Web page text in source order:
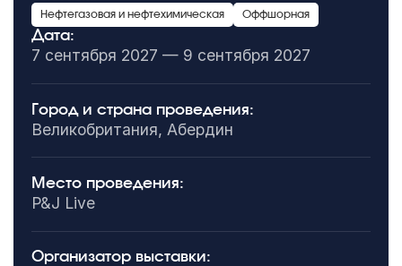
Нефтегазовая и нефтехимическая Оффшорная
Дата:
7 сентября 2027 — 9 сентября 2027
Город и страна проведения:
Великобритания, Абердин
Место проведения:
P&J Live
Организатор выставки: